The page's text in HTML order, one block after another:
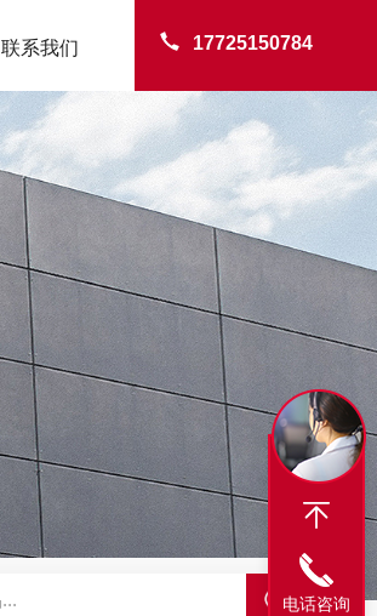
17725150784
联系我们
JES-MS400W-CO一氧化碳气体检测仪电话咨询